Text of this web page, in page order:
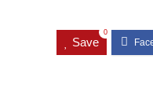
Save
0